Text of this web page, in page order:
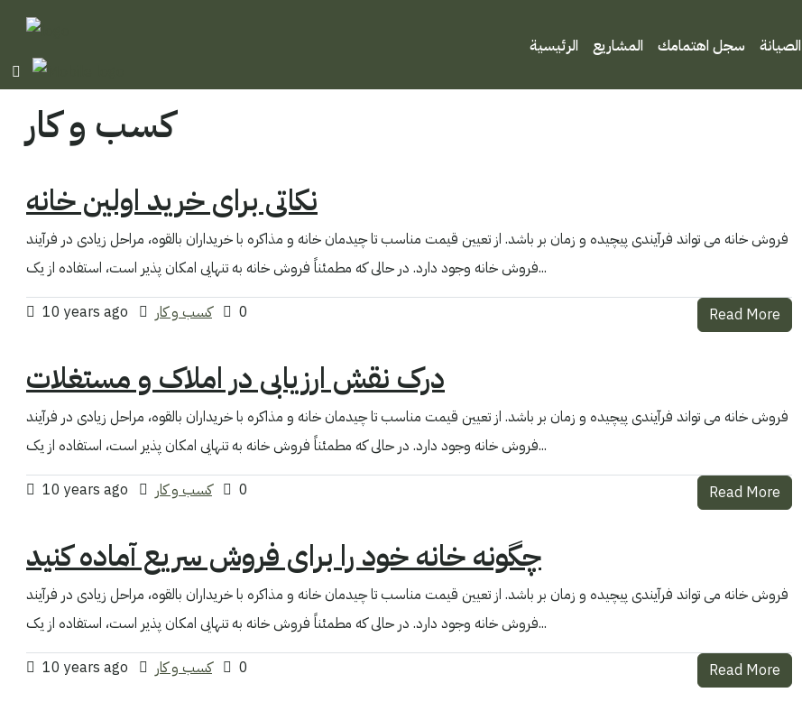
الرئيسية المشاريع سجل اهتمامك الصيانة
کسب و کار
نکاتی برای خرید اولین خانه
فروش خانه می تواند فرآیندی پیچیده و زمان بر باشد. از تعیین قیمت مناسب تا چیدمان خانه و مذاکره با خریداران بالقوه، مراحل زیادی در فرآیند
فروش خانه وجود دارد. در حالی که مطمئناً فروش خانه به تنهایی امکان پذیر است، استفاده از یک...
10 years ago کسب و کار 0 Read More
درک نقش ارزیابی در املاک و مستغلات
فروش خانه می تواند فرآیندی پیچیده و زمان بر باشد. از تعیین قیمت مناسب تا چیدمان خانه و مذاکره با خریداران بالقوه، مراحل زیادی در فرآیند
فروش خانه وجود دارد. در حالی که مطمئناً فروش خانه به تنهایی امکان پذیر است، استفاده از یک...
10 years ago کسب و کار 0 Read More
چگونه خانه خود را برای فروش سریع آماده کنید
فروش خانه می تواند فرآیندی پیچیده و زمان بر باشد. از تعیین قیمت مناسب تا چیدمان خانه و مذاکره با خریداران بالقوه، مراحل زیادی در فرآیند
فروش خانه وجود دارد. در حالی که مطمئناً فروش خانه به تنهایی امکان پذیر است، استفاده از یک...
10 years ago کسب و کار 0 Read More